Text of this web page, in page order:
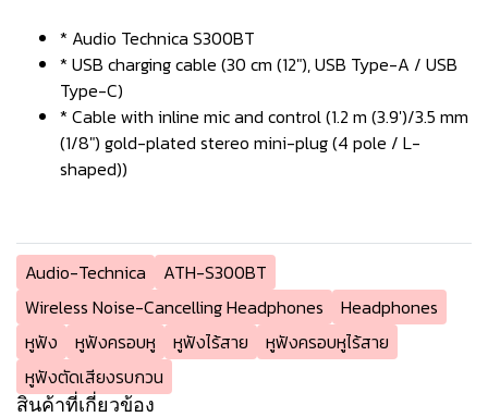
* Audio Technica S300BT
* USB charging cable (30 cm (12"), USB Type-A / USB
Type-C)
* Cable with inline mic and control (1.2 m (3.9')/3.5 mm
(1/8") gold-plated stereo mini-plug (4 pole / L-
shaped))
Audio-Technica
ATH-S300BT
Wireless Noise-Cancelling Headphones
Headphones
หูฟัง
หูฟังครอบหู หูฟังไร้สาย
หูฟังครอบหูไร้สาย
หูฟังตัดเสียงรบกวน
สินค้าที่เกี่ยวข้อง